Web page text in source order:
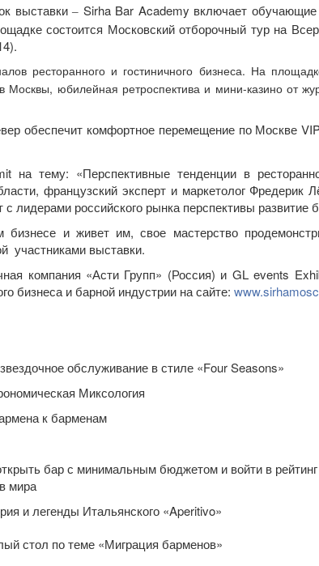
выставки‒ Sirha Bar Academy включает
состоится Московский отборочный тур на
ресторанного и гостиничного бизнеса. На
юбилейная ретроспектива и мини-казино от
обеспечит комфортное перемещение по Москве
тему: «Перспективные тенденции в
французский эксперт и маркетолог Фредерик
лидерами российского рынка перспективы развитие
и живет им, свое мастерство
участниками выставки.
компания «Асти Групп» (Россия) и GL events
бизнеса и барной индустрии на сайте:
обслуживание в стиле «Four Seasons»
Миксология
к барменам
бар с минимальным бюджетом и войти в
мира
и легенды Итальянского «Aperitivo»
стол по теме «Миграция барменов»